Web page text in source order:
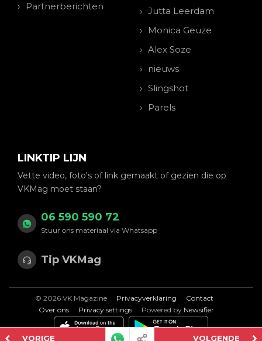
VORIGE VOLGENDE
Partnerberichten
Jutta Leerdam
Monica Geuze
Alex Soze
nieuws
Slingshot
Parels
LINKTIP LIJN
Vette video, foto's of link gemaakt of gezien die op
VKMag moet staan?
06 590 590 72
Stuur ons materiaal via Whatsapp
Tip VKMag
© 2026 VK Magazine Privacyverklaring
Contact
Over ons
Privacy settings Powered by Newsifier